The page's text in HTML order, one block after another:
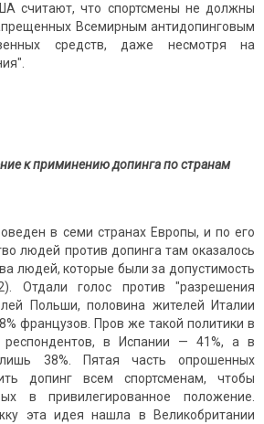
считают, что спортсмены не должны
Всемирным антидопинговым
средств, даже несмотря на
к приминению допинга по странам
в семи странах Европы, и по его
людей против допинга там оказалось
людей, которые были за допустимость
Отдали голос против "разрешения
Польши, половина жителей Италии
французов. Пров же такой политики в
в Испании — 41%, а в
38%. Пятая часть опрошенных
допинг всем спортсменам, чтобы
в привилегированное положение.
эта идея нашла в Великобритании